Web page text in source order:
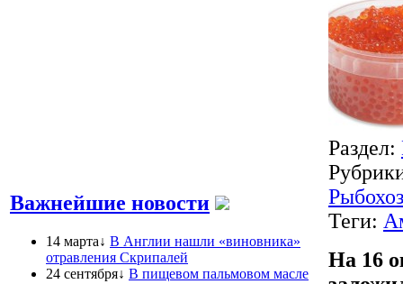
Важнейшие новости
14 марта↓ В Англии нашли «виновника»
отравления Скрипалей
24 сентября↓ В пищевом пальмовом масле
Раздел:
Теги:
На 16